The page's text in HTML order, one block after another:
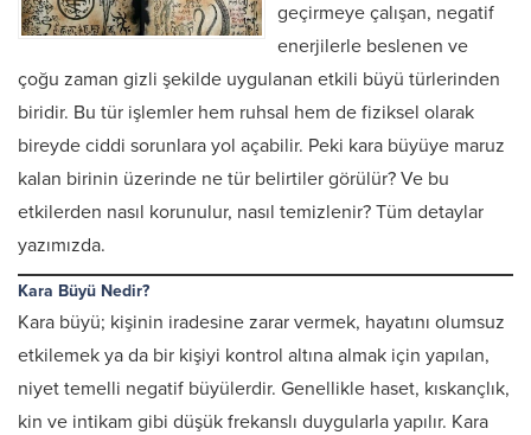
geçirmeye çalışan, negatif
enerjilerle beslenen ve
çoğu zaman gizli şekilde uygulanan etkili büyü türlerinden
biridir. Bu tür işlemler hem ruhsal hem de fiziksel olarak
bireyde ciddi sorunlara yol açabilir. Peki kara büyüye maruz
kalan birinin üzerinde ne tür belirtiler görülür? Ve bu
etkilerden nasıl korunulur, nasıl temizlenir? Tüm detaylar
yazımızda.
Kara Büyü Nedir?
Kara büyü; kişinin iradesine zarar vermek, hayatını olumsuz
etkilemek ya da bir kişiyi kontrol altına almak için yapılan,
niyet temelli negatif büyülerdir. Genellikle haset, kıskançlık,
kin ve intikam gibi düşük frekanslı duygularla yapılır. Kara